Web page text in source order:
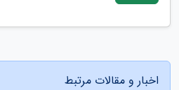
اخبار و مقالات مرتبط